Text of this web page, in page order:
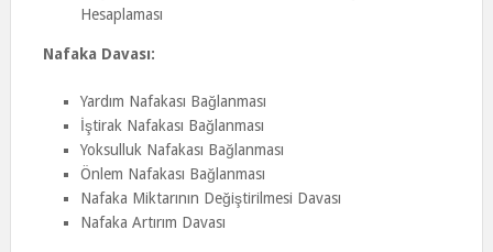
Hesaplaması
Nafaka Davası:
Yardım Nafakası Bağlanması
İştirak Nafakası Bağlanması
Yoksulluk Nafakası Bağlanması
Önlem Nafakası Bağlanması
Nafaka Miktarının Değiştirilmesi Davası
Nafaka Artırım Davası